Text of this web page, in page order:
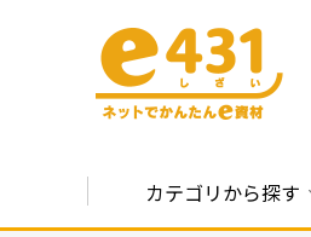
カテゴリから探す